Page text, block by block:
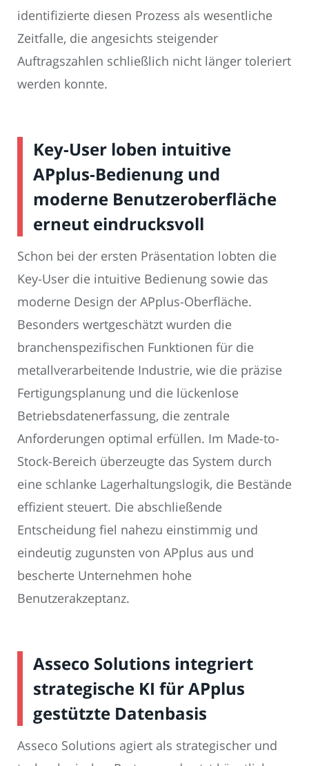
identifizierte diesen Prozess als wesentliche
Zeitfalle, die angesichts steigender
Auftragszahlen schließlich nicht länger toleriert
werden konnte.
Key-User loben intuitive
APplus-Bedienung und
moderne Benutzeroberfläche
erneut eindrucksvoll
Schon bei der ersten Präsentation lobten die
Key-User die intuitive Bedienung sowie das
moderne Design der APplus-Oberfläche.
Besonders wertgeschätzt wurden die
branchenspezifischen Funktionen für die
metallverarbeitende Industrie, wie die präzise
Fertigungsplanung und die lückenlose
Betriebsdatenerfassung, die zentrale
Anforderungen optimal erfüllen. Im Made-to-
Stock-Bereich überzeugte das System durch
eine schlanke Lagerhaltungslogik, die Bestände
effizient steuert. Die abschließende
Entscheidung fiel nahezu einstimmig und
eindeutig zugunsten von APplus aus und
bescherte Unternehmen hohe
Benutzerakzeptanz.
Asseco Solutions integriert
strategische KI für APplus
gestützte Datenbasis
Asseco Solutions agiert als strategischer und